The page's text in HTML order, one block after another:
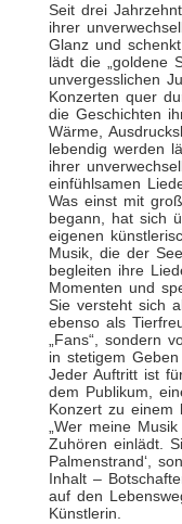
Seit drei
ihrer
Glanz und
lädt die „goldene
unvergesslichen
Konzerten quer
die Geschichten
Wärme,
lebendig werden
ihrer
einfühlsamen
Was einst mit
begann, hat sich
eigenen
Musik, die der
begleiten ihre
Momenten und
Sie versteht sich
ebenso als
„Fans“, sondern
in stetigem
Jeder Auftritt ist
dem Publikum,
Konzert zu einem
„Wer meine
Zuhören einlädt.
Palmenstrand‘,
Inhalt –
auf den
Künstlerin.